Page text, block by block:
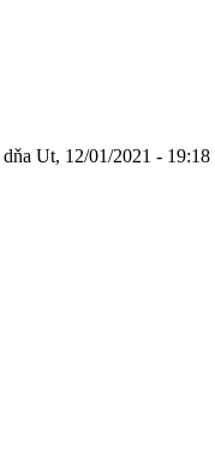
dňa Ut, 12/01/2021 - 19:18